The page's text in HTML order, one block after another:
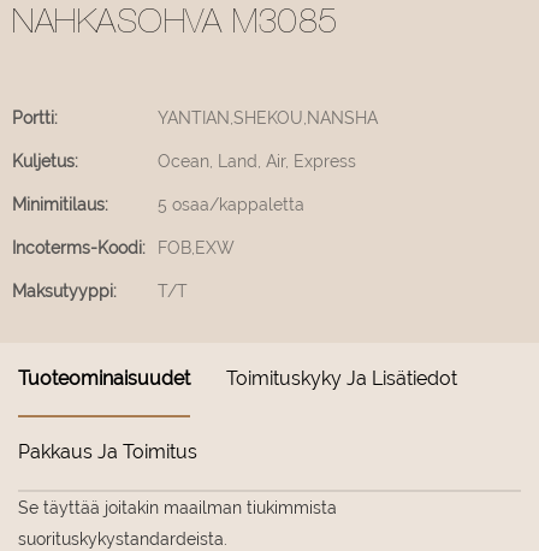
NAHKASOHVA M3085
Portti: YANTIAN,SHEKOU,NANSHA
Kuljetus: Ocean, Land, Air, Express
Minimitilaus: 5 osaa/kappaletta
Incoterms-Koodi: FOB,EXW
Maksutyyppi: T/T
Tuoteominaisuudet Toimituskyky Ja Lisätiedot
Pakkaus Ja Toimitus
Se täyttää joitakin maailman tiukimmista
suorituskykystandardeista.